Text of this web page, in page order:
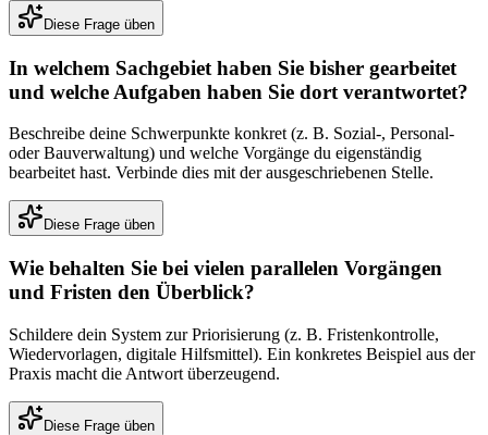
Diese Frage üben
In welchem Sachgebiet haben Sie bisher gearbeitet
und welche Aufgaben haben Sie dort verantwortet?
Beschreibe deine Schwerpunkte konkret (z. B. Sozial-, Personal-
oder Bauverwaltung) und welche Vorgänge du eigenständig
bearbeitet hast. Verbinde dies mit der ausgeschriebenen Stelle.
Diese Frage üben
Wie behalten Sie bei vielen parallelen Vorgängen
und Fristen den Überblick?
Schildere dein System zur Priorisierung (z. B. Fristenkontrolle,
Wiedervorlagen, digitale Hilfsmittel). Ein konkretes Beispiel aus der
Praxis macht die Antwort überzeugend.
Diese Frage üben